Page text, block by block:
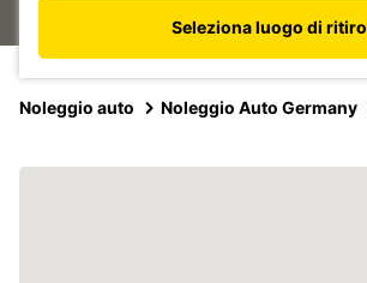
Seleziona luogo di ritiro
Noleggio auto Noleggio Auto Germany